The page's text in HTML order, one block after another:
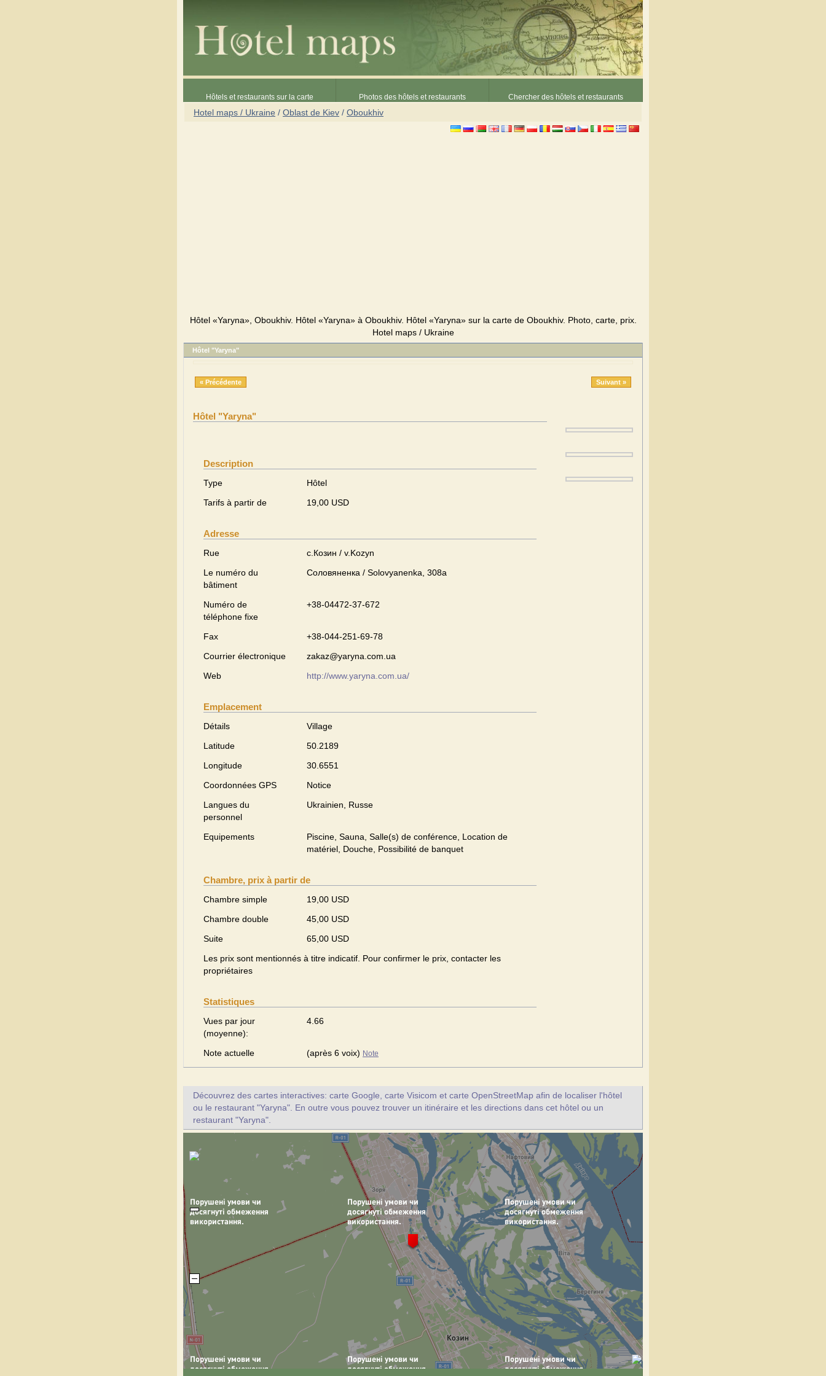
Hôtels et restaurants sur la carte Photos des hôtels et restaurants Chercher des hôtels et restaurants
Hotel maps / Ukraine / Oblast de Kiev / Oboukhiv
Hôtel «Yaryna», Oboukhiv. Hôtel «Yaryna» à Oboukhiv. Hôtel «Yaryna» sur la carte de Oboukhiv. Photo, carte, prix.
Hotel maps / Ukraine
Hôtel "Yaryna"
« Précédente Suivant »
Hôtel "Yaryna"
Description
Type
Hôtel
Tarifs à partir de
19,00 USD
Adresse
Rue
с.Козин / v.Kozyn
Le numéro du
bâtiment
Соловяненка / Solovyanenka, 308а
Numéro de
téléphone fixe
+38-04472-37-672
Fax
+38-044-251-69-78
Courrier électronique
zakaz@yaryna.com.ua
Web
http://www.yaryna.com.ua/
Emplacement
Détails
Village
Latitude
50.2189
Longitude
30.6551
Coordonnées GPS
Notice
Langues du
personnel
Ukrainien, Russe
Equipements
Piscine, Sauna, Salle(s) de conférence, Location de
matériel, Douche, Possibilité de banquet
Chambre, prix à partir de
Chambre simple
19,00 USD
Chambre double
45,00 USD
Suite
65,00 USD
Les prix sont mentionnés à titre indicatif. Pour confirmer le prix, contacter les
propriétaires
Statistiques
Vues par jour
(moyenne):
4.66
Note actuelle (après 6 voix) Note
Découvrez des cartes interactives: carte Google, carte Visicom et carte OpenStreetMap afin de localiser l'hôtel
ou le restaurant "Yaryna". En outre vous pouvez trouver un itinéraire et les directions dans cet hôtel ou un
restaurant "Yaryna".